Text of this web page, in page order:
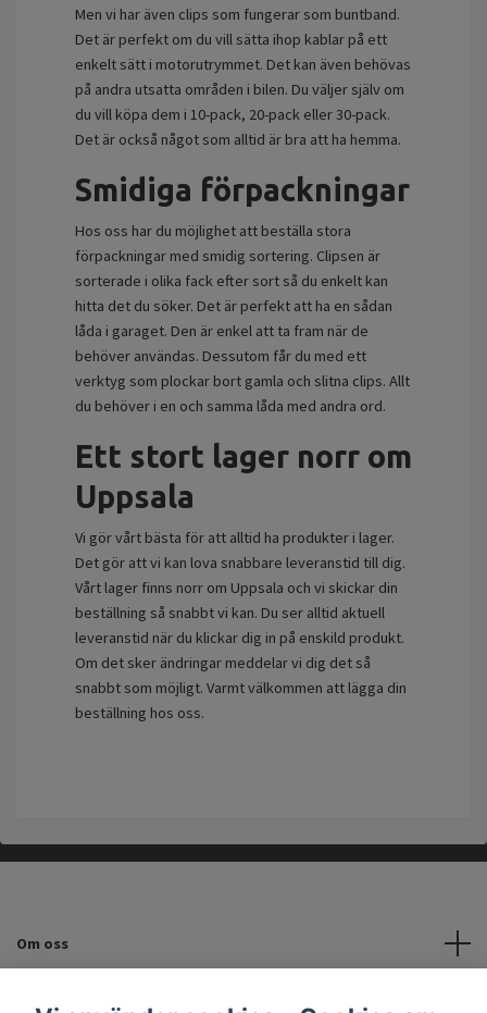
Men vi har även clips som fungerar som buntband.
Det är perfekt om du vill sätta ihop kablar på ett
enkelt sätt i motorutrymmet. Det kan även behövas
på andra utsatta områden i bilen. Du väljer själv om
du vill köpa dem i 10-pack, 20-pack eller 30-pack.
Det är också något som alltid är bra att ha hemma.
Smidiga förpackningar
Hos oss har du möjlighet att beställa stora
förpackningar med smidig sortering. Clipsen är
sorterade i olika fack efter sort så du enkelt kan
hitta det du söker. Det är perfekt att ha en sådan
låda i garaget. Den är enkel att ta fram när de
behöver användas. Dessutom får du med ett
verktyg som plockar bort gamla och slitna clips. Allt
du behöver i en och samma låda med andra ord.
Ett stort lager norr om
Uppsala
Vi gör vårt bästa för att alltid ha produkter i lager.
Det gör att vi kan lova snabbare leveranstid till dig.
Vårt lager finns norr om Uppsala och vi skickar din
beställning så snabbt vi kan. Du ser alltid aktuell
leveranstid när du klickar dig in på enskild produkt.
Om det sker ändringar meddelar vi dig det så
snabbt som möjligt. Varmt välkommen att lägga din
beställning hos oss.
Om oss
Kundtjänst